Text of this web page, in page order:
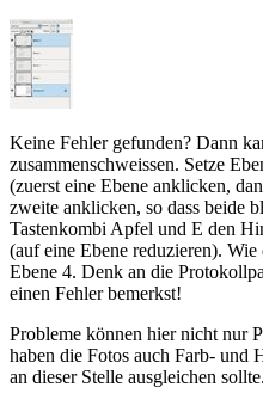
Keine Fehler gefunden? Dann
zusammenschweissen. Setze
(zuerst eine Ebene anklicken,
zweite anklicken, so dass beide
Tastenkombi Apfel und E den
(auf eine Ebene reduzieren).
Ebene 4. Denk an die
einen Fehler bemerkst!
Probleme können hier nicht nur
haben die Fotos auch Farb- und
an dieser Stelle ausgleichen